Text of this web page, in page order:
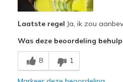
Durable
Stylish
Minpunten
Good Quality
Laatste regel Ja, ik zou
Was deze beoordeling
8 1